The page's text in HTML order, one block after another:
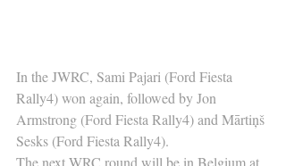
In the JWRC, Sami Pajari (Ford Fiesta
Rally4) won again, followed by Jon
Armstrong (Ford Fiesta Rally4) and Mārtiņš
Sesks (Ford Fiesta Rally4).
The next WRC round will be in Belgium at